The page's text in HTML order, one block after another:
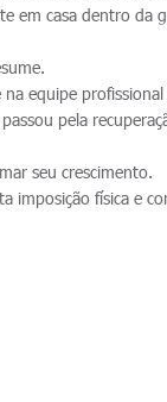
em casa dentro da
equipe profissional
pela
seu crescimento.
imposição física e